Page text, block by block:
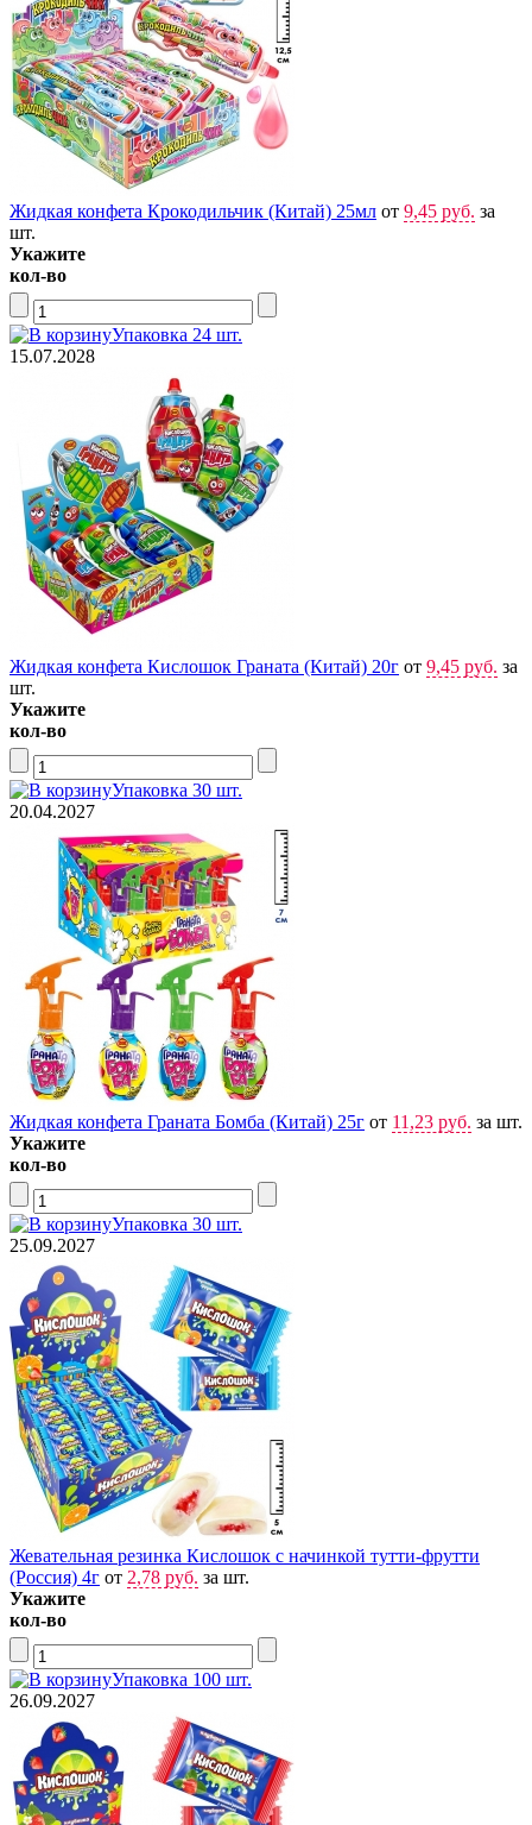
Жидкая конфета Крокодильчик (Китай) 25мл от 9,45 руб. за
шт.
Укажите
кол-во
Упаковка 24 шт.
15.07.2028
Жидкая конфета Кислошок Граната (Китай) 20г от 9,45 руб. за
шт.
Укажите
кол-во
Упаковка 30 шт.
20.04.2027
Жидкая конфета Граната Бомба (Китай) 25г от 11,23 руб. за шт.
Укажите
кол-во
Упаковка 30 шт.
25.09.2027
Жевательная резинка Кислошок с начинкой тутти-фрутти
(Россия) 4г от 2,78 руб. за шт.
Укажите
кол-во
Упаковка 100 шт.
26.09.2027